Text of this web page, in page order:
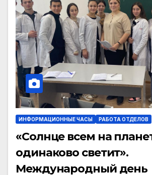
ИНФОРМАЦИОННЫЕ ЧАСЫ РАБОТА ОТДЕЛОВ
«Солнце всем на
одинаково светит».
Международный день